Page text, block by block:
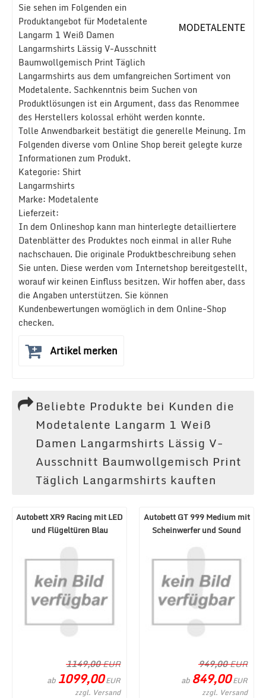
Sie sehen im Folgenden ein
Produktangebot für Modetalente
Langarm 1 Weiß Damen
Langarmshirts Lässig V-Ausschnitt
Baumwollgemisch Print Täglich
Langarmshirts aus dem umfangreichen Sortiment von
Modetalente. Sachkenntnis beim Suchen von
Produktlösungen ist ein Argument, dass das Renommee
des Herstellers kolossal erhöht werden konnte.
Tolle Anwendbarkeit bestätigt die generelle Meinung. Im
Folgenden diverse vom Online Shop bereit gelegte kurze
Informationen zum Produkt.
Kategorie: Shirt
Langarmshirts
Marke: Modetalente
Lieferzeit:
In dem Onlineshop kann man hinterlegte detailliertere
Datenblätter des Produktes noch einmal in aller Ruhe
nachschauen. Die originale Produktbeschreibung sehen
Sie unten. Diese werden vom Internetshop bereitgestellt,
worauf wir keinen Einfluss besitzen. Wir hoffen aber, dass
die Angaben unterstützen. Sie können
Kundenbewertungen womöglich in dem Online-Shop
checken.
Artikel merken
Beliebte Produkte bei Kunden die
Modetalente Langarm 1 Weiß
Damen Langarmshirts Lässig V-
Ausschnitt Baumwollgemisch Print
Täglich Langarmshirts kauften
Autobett XR9 Racing mit LED
und Flügeltüren Blau
1149,00EUR
ab 1099,00EUR
zzgl. Versand
Autobett GT 999 Medium mit
Scheinwerfer und Sound
949,00EUR
ab 849,00EUR
zzgl. Versand